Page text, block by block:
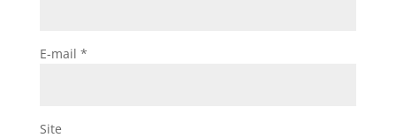
E-mail *
Site